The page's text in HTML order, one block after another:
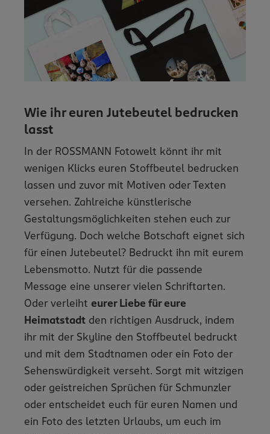
Wie ihr euren Jutebeutel bedrucken
lasst
In der ROSSMANN Fotowelt könnt ihr mit
wenigen Klicks euren Stoffbeutel bedrucken
lassen und zuvor mit Motiven oder Texten
versehen. Zahlreiche künstlerische
Gestaltungsmöglichkeiten stehen euch zur
Verfügung. Doch welche Botschaft eignet sich
für einen Jutebeutel? Bedruckt ihn mit eurem
Lebensmotto. Nutzt für die passende
Message eine unserer vielen Schriftarten.
Oder verleiht eurer Liebe für eure
Heimatstadt den richtigen Ausdruck, indem
ihr mit der Skyline den Stoffbeutel bedruckt
und mit dem Stadtnamen oder ein Foto der
Sehenswürdigkeit verseht. Sorgt mit witzigen
oder geistreichen Sprüchen für Schmunzler
oder entscheidet euch für euren Namen und
ein Foto des letzten Urlaubs, um euch im